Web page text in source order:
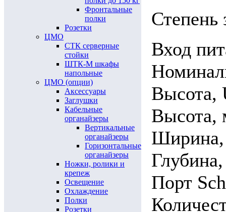
Фронтальные
полки
Розетки
ЦМО
СТК серверные
стойки
ШТК-М шкафы
напольные
ЦМО (опции)
Аксессуары
Заглушки
Кабельные
органайзеры
Вертикальные
органайзеры
Горизонтальные
органайзеры
Ножки, ролики и
крепеж
Освещение
Охлаждение
Полки
Розетки
Вход
Высота,
Высота,
Порт